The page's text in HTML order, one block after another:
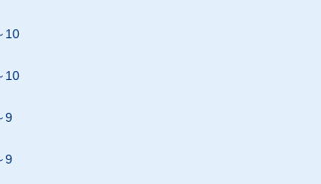
10
10
9
9